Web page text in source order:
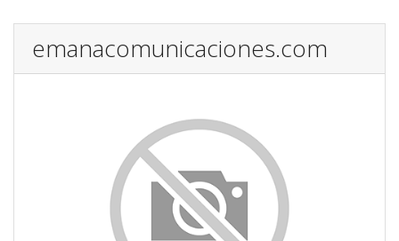
emanacomunicaciones.com